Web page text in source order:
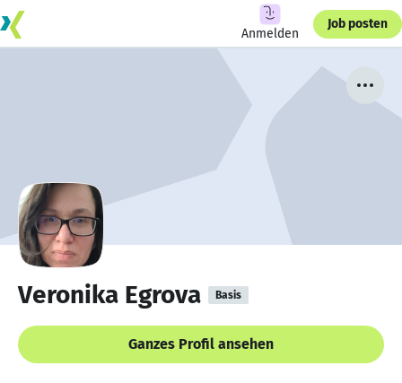
Anmelden
Job posten
Veronika Egrova Basis
Ganzes Profil ansehen